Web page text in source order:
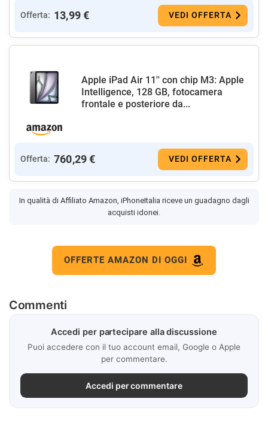
Offerta: 13,99 € VEDI OFFERTA
Apple iPad Air 11'' con chip M3: Apple
Intelligence, 128 GB, fotocamera
frontale e posteriore da...
Offerta: 760,29 € VEDI OFFERTA
In qualità di Affiliato Amazon, iPhoneItalia riceve un guadagno dagli
acquisti idonei.
OFFERTE AMAZON DI OGGI
Commenti
Accedi per partecipare alla discussione
Puoi accedere con il tuo account email, Google o Apple
per commentare.
Accedi per commentare